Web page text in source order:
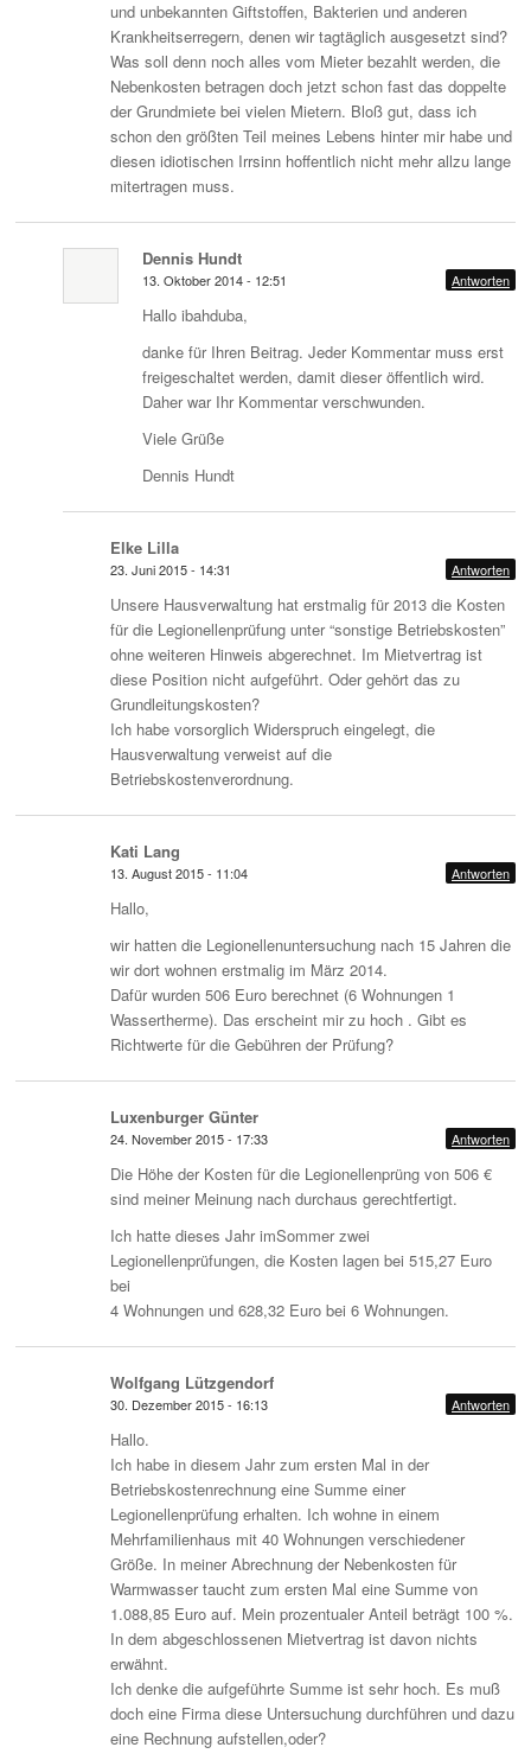
und unbekannten Giftstoffen, Bakterien und anderen
Krankheitserregern, denen wir tagtäglich ausgesetzt sind?
Was soll denn noch alles vom Mieter bezahlt werden, die
Nebenkosten betragen doch jetzt schon fast das doppelte
der Grundmiete bei vielen Mietern. Bloß gut, dass ich
schon den größten Teil meines Lebens hinter mir habe und
diesen idiotischen Irrsinn hoffentlich nicht mehr allzu lange
mitertragen muss.
Dennis Hundt
13. Oktober 2014 - 12:51 Antworten
Hallo ibahduba,
danke für Ihren Beitrag. Jeder Kommentar muss erst
freigeschaltet werden, damit dieser öffentlich wird.
Daher war Ihr Kommentar verschwunden.
Viele Grüße
Dennis Hundt
Elke Lilla
23. Juni 2015 - 14:31 Antworten
Unsere Hausverwaltung hat erstmalig für 2013 die Kosten
für die Legionellenprüfung unter “sonstige Betriebskosten”
ohne weiteren Hinweis abgerechnet. Im Mietvertrag ist
diese Position nicht aufgeführt. Oder gehört das zu
Grundleitungskosten?
Ich habe vorsorglich Widerspruch eingelegt, die
Hausverwaltung verweist auf die
Betriebskostenverordnung.
Kati Lang
13. August 2015 - 11:04 Antworten
Hallo,
wir hatten die Legionellenuntersuchung nach 15 Jahren die
wir dort wohnen erstmalig im März 2014.
Dafür wurden 506 Euro berechnet (6 Wohnungen 1
Wassertherme). Das erscheint mir zu hoch . Gibt es
Richtwerte für die Gebühren der Prüfung?
Luxenburger Günter
24. November 2015 - 17:33 Antworten
Die Höhe der Kosten für die Legionellenprüng von 506 €
sind meiner Meinung nach durchaus gerechtfertigt.
Ich hatte dieses Jahr imSommer zwei
Legionellenprüfungen, die Kosten lagen bei 515,27 Euro
bei
4 Wohnungen und 628,32 Euro bei 6 Wohnungen.
Wolfgang Lützgendorf
30. Dezember 2015 - 16:13 Antworten
Hallo.
Ich habe in diesem Jahr zum ersten Mal in der
Betriebskostenrechnung eine Summe einer
Legionellenprüfung erhalten. Ich wohne in einem
Mehrfamilienhaus mit 40 Wohnungen verschiedener
Größe. In meiner Abrechnung der Nebenkosten für
Warmwasser taucht zum ersten Mal eine Summe von
1.088,85 Euro auf. Mein prozentualer Anteil beträgt 100 %.
In dem abgeschlossenen Mietvertrag ist davon nichts
erwähnt.
Ich denke die aufgeführte Summe ist sehr hoch. Es muß
doch eine Firma diese Untersuchung durchführen und dazu
eine Rechnung aufstellen,oder?